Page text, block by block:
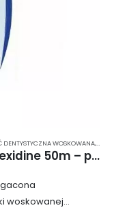
DENTYSTYCZNA WOSKOWANA,NIĆ
ELGYDIUM Dental Floss Chlorhexidine 50m – pozbawiona mięty nić dentystyczna z chlorheksydyną
woskowanej